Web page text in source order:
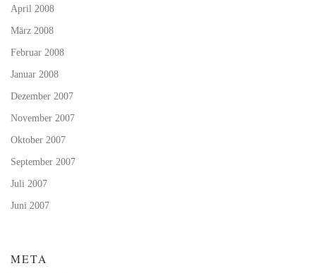
April 2008
März 2008
Februar 2008
Januar 2008
Dezember 2007
November 2007
Oktober 2007
September 2007
Juli 2007
Juni 2007
META